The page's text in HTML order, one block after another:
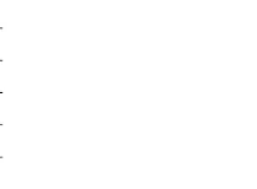
Bettgröße hinten
194 x 140 -